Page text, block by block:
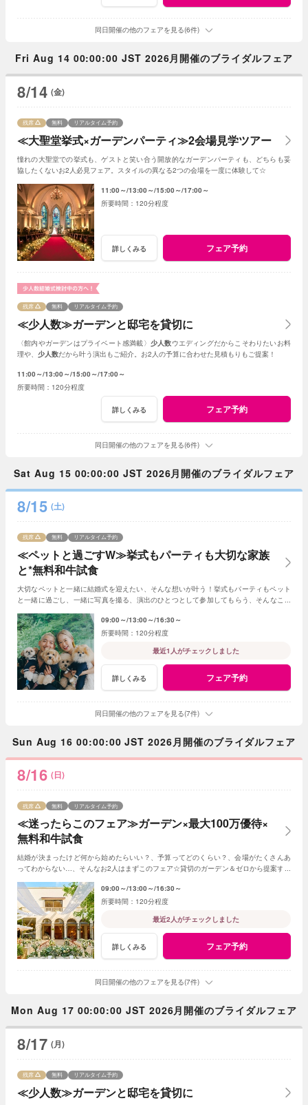
同日開催の他のフェアを見る(6件)
Fri Aug 14 00:00:00 JST 2026月開催のブライダルフェア
8/14 (金)
≪大聖堂挙式×ガーデンパーティ≫2会場見学ツアー
残席 無料 リアルタイム予約
憧れの大聖堂での挙式も、ゲストと笑い合う開放的なガーデンパーティも、どちらも妥
協したくないお2人必見フェア。スタイルの異なる2つの会場を一度に体験して☆
11:00～ 13:00～ 15:00～ 17:00～
120分程度
詳しくみる フェア予約
≪少人数≫ガーデンと邸宅を貸切に
残席 無料 リアルタイム予約
〈館内やガーデンはプライベート感満載〉 少人数ウエディングだからこそわりたいお料
理や、 少人数だから叶う演出もご紹介。お2人の予算に合わせた見積もりもご提案！
11:00～ 13:00～ 15:00～ 17:00～
120分程度
詳しくみる フェア予約
同日開催の他のフェアを見る(6件)
Sat Aug 15 00:00:00 JST 2026月開催のブライダルフェア
8/15 (土)
≪ペットと過ごすW≫挙式もパーティも大切な家族
と*無料和牛試食
残席 無料 リアルタイム予約
大切なペットと一緒に結婚式を迎えたい、そんな想いが叶う！挙式もパーティもペット
と一緒に過ごし、一緒に写真を撮る、演出のひとつとして参加してもらう、そんなこと
09:00～ 13:00～ 16:30～
120分程度
最近1人がチェックしました
詳しくみる フェア予約
同日開催の他のフェアを見る(7件)
Sun Aug 16 00:00:00 JST 2026月開催のブライダルフェア
8/16 (日)
≪迷ったらこのフェア≫ガーデン×最大100万優待×
無料和牛試食
残席 無料 リアルタイム予約
結婚が決まったけど何から始めたらいい？、予算ってどのくらい？、会場がたくさんあ
ってわからない…、そんなお2人はまずこのフェア☆貸切のガーデン＆ゼロから提案する
09:00～ 13:00～ 16:30～
120分程度
最近2人がチェックしました
詳しくみる フェア予約
同日開催の他のフェアを見る(7件)
Mon Aug 17 00:00:00 JST 2026月開催のブライダルフェア
8/17 (月)
≪少人数≫ガーデンと邸宅を貸切に
残席 無料 リアルタイム予約